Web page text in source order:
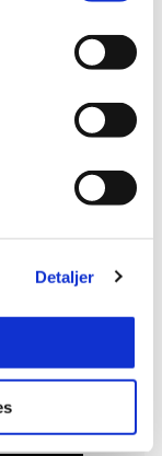
Detaljer
-
Arena)